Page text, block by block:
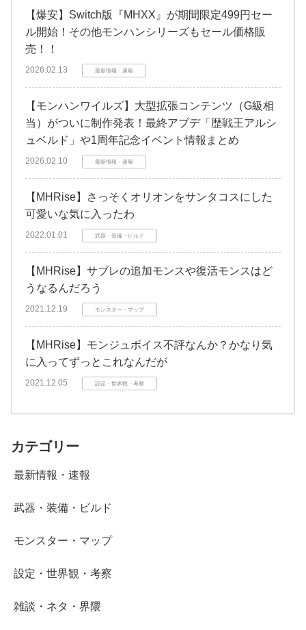
【爆安】Switch版『MHXX』が期間限定499円セー
ル開始！その他モンハンシリーズもセール価格販
売！！
2026.02.13 最新情報・速報
【モンハンワイルズ】大型拡張コンテンツ（G級相
当）がついに制作発表！最終アプデ「歴戦王アルシ
ュベルド」や1周年記念イベント情報まとめ
2026.02.10 最新情報・速報
【MHRise】さっそくオリオンをサンタコスにした
可愛いな気に入ったわ
2022.01.01 武器・装備・ビルド
【MHRise】サブレの追加モンスや復活モンスはど
うなるんだろう
2021.12.19 モンスター・マップ
【MHRise】モンジュボイス不評なんか？かなり気
に入ってずっとこれなんだが
2021.12.05 設定・世界観・考察
カテゴリー
最新情報・速報
武器・装備・ビルド
モンスター・マップ
設定・世界観・考察
雑談・ネタ・界隈